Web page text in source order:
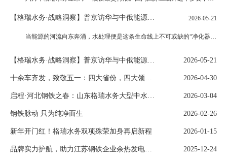
2026-05-21
2026-05-21
2026-04-30
2026-03-04
钢铁脉动 只为纯净而生 2026-02-26
新年开门红！格瑞水务双项殊荣加身再启新程 2026-01-15
2025-12-24